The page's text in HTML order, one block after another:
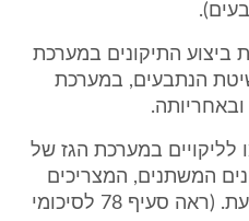
ביצוע התיקונים במערכת
הנתבעים, במערכת
במערכת הגז של
המשתנים, המצריכים
שינויים במערכת הגז מעת לעת. (ראה סעיף 78 לסיכומי